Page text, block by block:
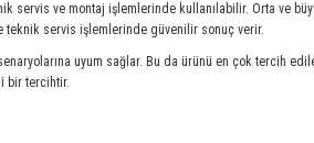
servis ve montaj işlemlerinde kullanılabilir. Orta ve
teknik servis işlemlerinde güvenilir sonuç verir.
uyum sağlar. Bu da ürünü en çok tercih
bir tercihtir.